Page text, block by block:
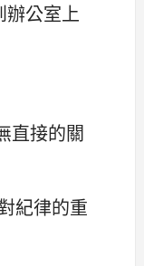
辦公室上
直接的關
紀律的重